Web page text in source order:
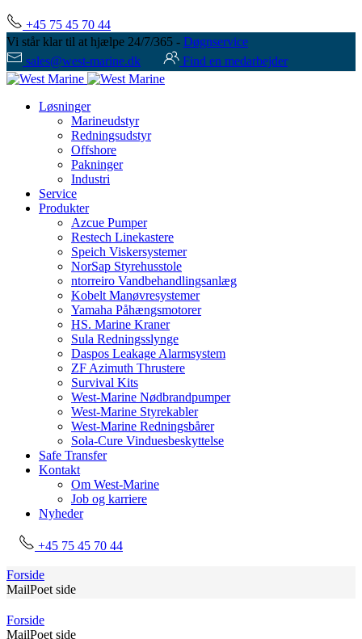
+45 75 45 70 44
Vi står klar til at hjælpe 24/7/365 - Døgnservice
sales@west-marine.dk
Find en medarbejder
Løsninger
Marineudstyr
Redningsudstyr
Offshore
Pakninger
Industri
Service
Produkter
Azcue Pumper
Restech Linekastere
Speich Viskersystemer
NorSap Styrehusstole
ntorreiro Vandbehandlingsanlæg
Kobelt Manøvresystemer
Yamaha Påhængsmotorer
HS. Marine Kraner
Sula Redningsslynge
Daspos Leakage Alarmsystem
ZF Azimuth Thrustere
Survival Kits
West-Marine Nødbrandpumper
West-Marine Styrekabler
West-Marine Redningsbårer
Sola-Cure Vinduesbeskyttelse
Safe Transfer
Kontakt
Om West-Marine
Job og karriere
Nyheder
+45 75 45 70 44
Forside
MailPoet side
Forside
MailPoet side